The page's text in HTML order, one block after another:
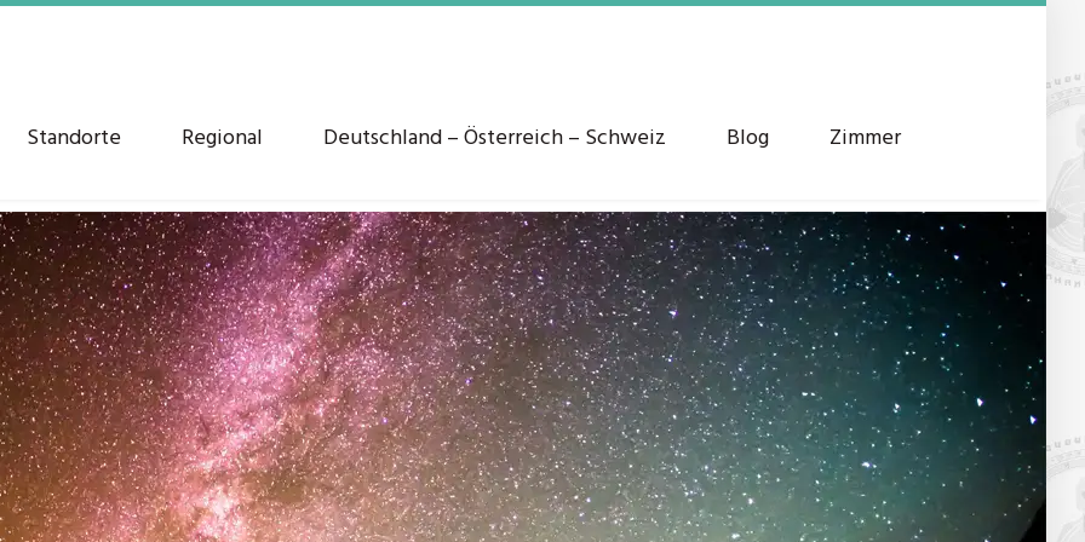
Standorte Regional Deutschland – Österreich – Schweiz Blog Zimmer